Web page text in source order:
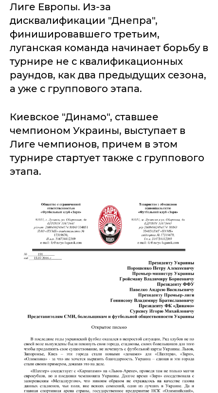
Лиге Европы. Из-за
дисквалификации "Днепра",
финишировавшего третьим,
луганская команда начинает борьбу в
турнире не с квалификационных
раундов, как два предыдущих сезона,
а уже с группового этапа.
Киевское "Динамо", ставшее
чемпионом Украины, выступает в
Лиге чемпионов, причем в этом
турнире стартует также с группового
этапа.